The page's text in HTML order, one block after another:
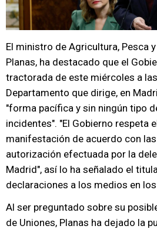
El ministro de Agricultura, Pesca
Planas, ha destacado que el
tractorada de este miércoles a
Departamento que dirige, en
"forma pacífica y sin ningún tipo
incidentes". "El Gobierno respeta
manifestación de acuerdo con
autorización efectuada por la
Madrid", así lo ha señalado el
declaraciones a los medios en
Al ser preguntado sobre su
de Uniones, Planas ha dejado la